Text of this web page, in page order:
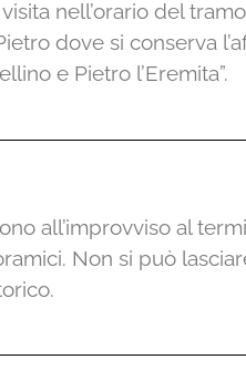
nell’orario del
dove si conserva
e Pietro l’Eremita”.
all’improvviso al
Non si può